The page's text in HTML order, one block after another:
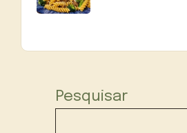
Pesquisar